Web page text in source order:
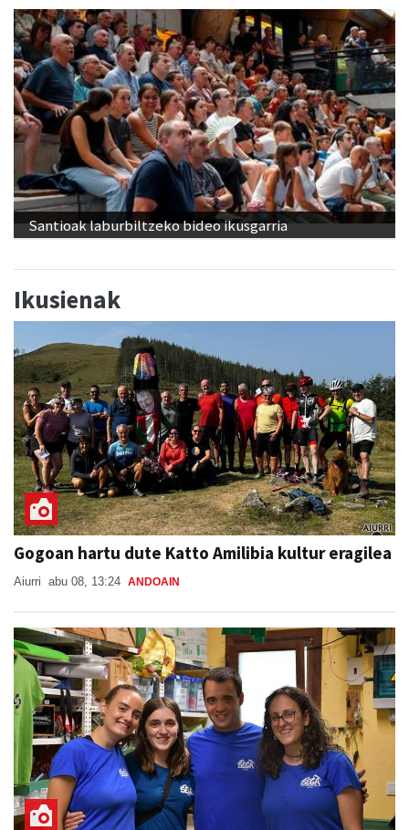
Santioak laburbiltzeko bideo ikusgarria
Ikusienak
Gogoan hartu dute Katto Amilibia kultur eragilea
Aiurri abu 08, 13:24 ANDOAIN